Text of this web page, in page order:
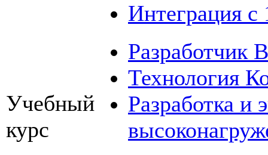
Учебный
курс
Интеграция с
Разработчик
Технология
Разработка и